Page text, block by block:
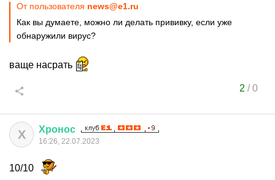
От пользователя news@e1.ru
Как вы думаете, можно ли делать прививку, если уже
обнаружили вирус?
ваще насрать
2 /0
Х Хронос
16:26, 22.07.2023
10/10